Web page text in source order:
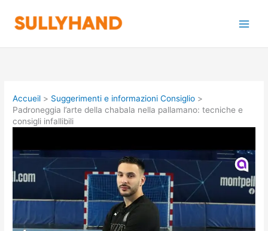
contenu
Accueil
Suggerimenti e informazioni Consiglio
Padroneggia l’arte della chabala nella pallamano: tecniche e
consigli infallibili